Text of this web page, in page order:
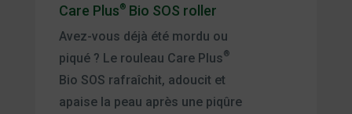
Care Plus®Bio SOS roller
Avez-vous déjà été mordu ou
piqué ? Le rouleau Care Plus®
Bio SOS rafraîchit, adoucit et
apaise la peau après une piqûre